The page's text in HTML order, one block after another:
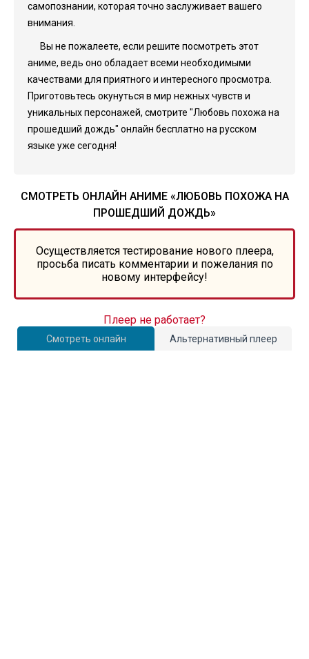
самопознании, которая точно заслуживает вашего
внимания.
Вы не пожалеете, если решите посмотреть этот
аниме, ведь оно обладает всеми необходимыми
качествами для приятного и интересного просмотра.
Приготовьтесь окунуться в мир нежных чувств и
уникальных персонажей, смотрите "Любовь похожа на
прошедший дождь" онлайн бесплатно на русском
языке уже сегодня!
СМОТРЕТЬ ОНЛАЙН АНИМЕ «ЛЮБОВЬ ПОХОЖА НА
ПРОШЕДШИЙ ДОЖДЬ»
Осуществляется тестирование нового плеера,
просьба писать комментарии и пожелания по
новому интерфейсу!
Смотреть онлайн Альтернативный плеер
Плеер не работает?